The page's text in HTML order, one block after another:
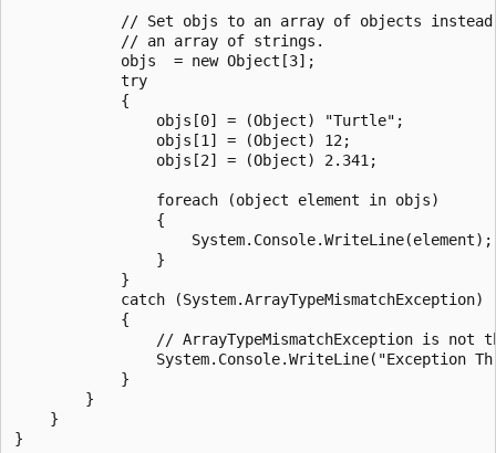
// Set objs to an array of objects instead
            // an array of strings.
            objs  = new Object[3];
            try
            {
                objs[0] = (Object) "Turtle";
                objs[1] = (Object) 12;
                objs[2] = (Object) 2.341;
                foreach (object element in objs)
                {
                    System.Console.WriteLine(element);
                }
            }
            catch (System.ArrayTypeMismatchException)
            {
// ArrayTypeMismatchException is not
System.Console.WriteLine("Exception
            }
        }
    }